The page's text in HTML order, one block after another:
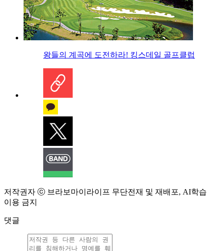
왕들의 계곡에 도전하라! 킹스데일 골프클럽
저작권자 ⓒ 브라보마이라이프 무단전재 및 재배포, AI학습
이용 금지
댓글